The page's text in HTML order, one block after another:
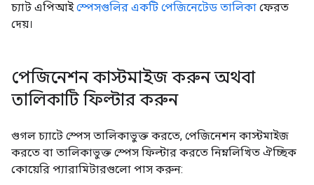
চ্যাট এপিআইস্পেসগুলির একটি পেজিনেটেড তালিকা ফেরত
দেয়।
পেজিনেশন কাস্টমাইজ করুন অথবা
তালিকাটি ফিল্টার করুন
গুগল চ্যাটে স্পেস তালিকাভুক্ত করতে, পেজিনেশন কাস্টমাইজ
করতে বা তালিকাভুক্ত স্পেস ফিল্টার করতে নিম্নলিখিত ঐচ্ছিক
কোয়েরি প্যারামিটারগুলো পাস করুন: